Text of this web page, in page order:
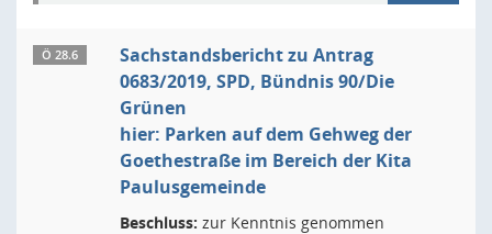
Ö 28.6
Sachstandsbericht zu Antrag
0683/2019, SPD, Bündnis 90/Die
Grünen
hier: Parken auf dem Gehweg der
Goethestraße im Bereich der Kita
Paulusgemeinde
Beschluss: zur Kenntnis genommen